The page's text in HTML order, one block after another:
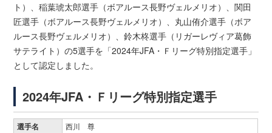
ト）、稲葉琥太郎選手（ボアルース長野ヴェルメリオ）、関田
匠選手（ボアルース長野ヴェルメリオ）、丸山侑介選手（ボア
ルース長野ヴェルメリオ）、鈴木柊選手（リガーレヴィア葛飾
サテライト）の5選手を「2024年JFA・Ｆリーグ特別指定選手」
として認定しました。
2024年JFA・Ｆリーグ特別指定選手
選手名 西川 尊